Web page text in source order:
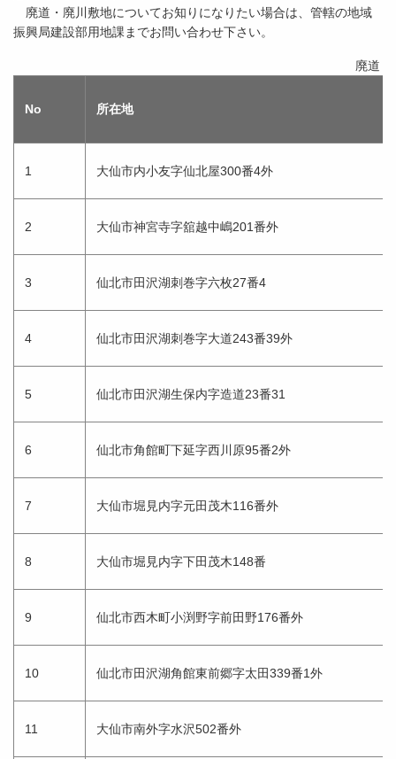
廃道・廃川敷地についてお知りになりたい場合は、管轄の地域
振興局建設部用地課までお問い合わせ下さい。
No 所在地
廃道・
1 大仙市内小友字仙北屋300番4外
2 大仙市神宮寺字舘越中嶋201番外
3 仙北市田沢湖刺巻字六枚27番4
4 仙北市田沢湖刺巻字大道243番39外
5 仙北市田沢湖生保内字造道23番31
6 仙北市角館町下延字西川原95番2外
7 大仙市堀見内字元田茂木116番外
8 大仙市堀見内字下田茂木148番
9 仙北市西木町小渕野字前田野176番外
10 仙北市田沢湖角館東前郷字太田339番1外
11 大仙市南外字水沢502番外